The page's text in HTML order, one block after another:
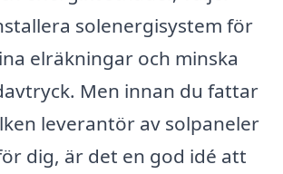
solenergisystem för
elräkningar och minska
Men innan du fattar
leverantör av solpaneler
dig, är det en god idé att